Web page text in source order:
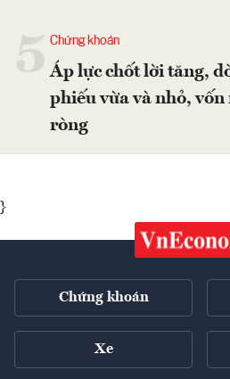
Chứng khoán
Áp lực chốt lời tăng,
phiếu vừa và nhỏ,
ròng
}
Chứng khoán
Xe